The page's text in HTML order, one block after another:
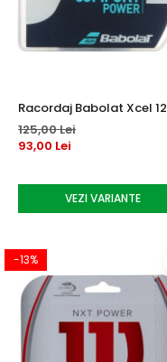
Racordaj Babolat Xcel
125,00 Lei
93,00 Lei
VEZI VARIANTE
-13%